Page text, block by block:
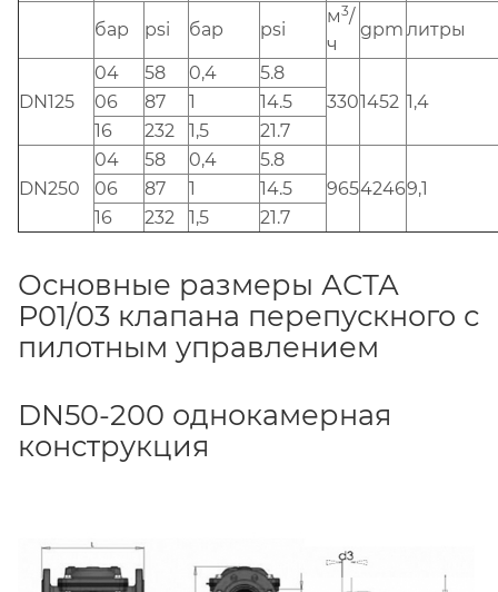
бар
psi бар psi
м3/
ч
gpm литры
DN125
04 58 0,4
5.8
3301452 1,4
06 87 1
14.5
16
232 1,5 21.7
DN250
04 58 0,4
5.8
96542469,1
06 87 1
14.5
16
232 1,5 21.7
Основные размеры АСТА
Р01/03 клапана перепускного с
пилотным управлением
DN50-200 однокамерная
конструкция